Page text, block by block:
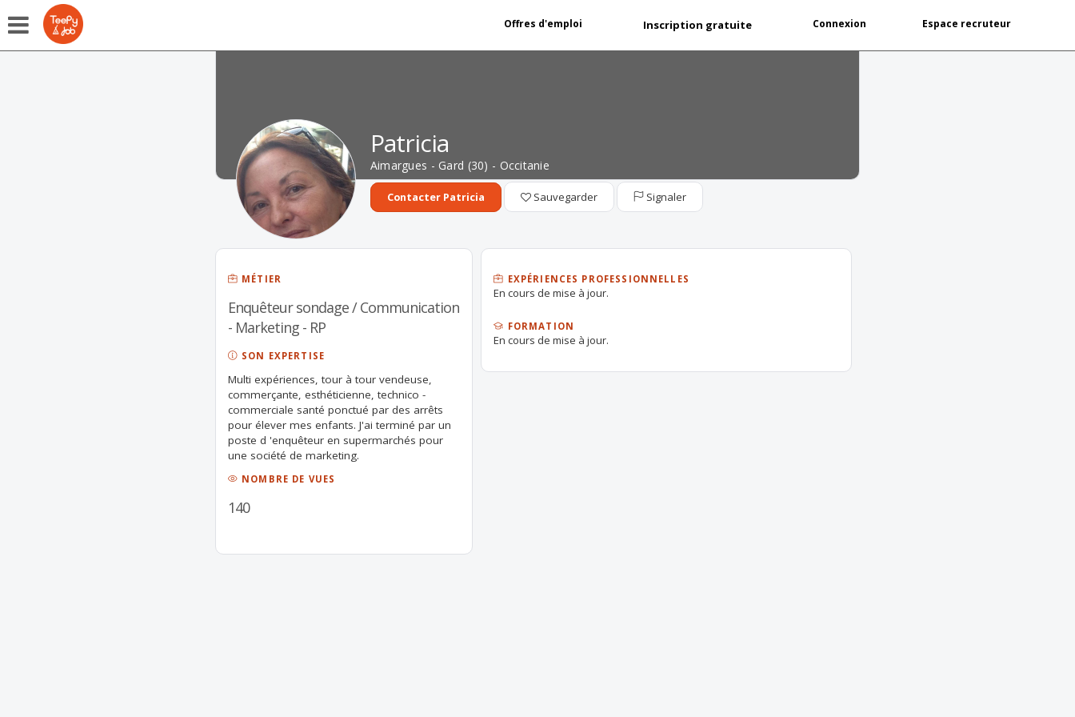
Offres d'emploi Inscription gratuite Connexion Espace recruteur
Patricia
Aimargues - Gard (30) - Occitanie
Contacter Patricia Sauvegarder Signaler
MÉTIER
Enquêteur sondage / Communication
- Marketing - RP
SON EXPERTISE
Multi expériences, tour à tour vendeuse,
commerçante, esthéticienne, technico -
commerciale santé ponctué par des arrêts
pour élever mes enfants. J'ai terminé par un
poste d 'enquêteur en supermarchés pour
une société de marketing.
NOMBRE DE VUES
140
EXPÉRIENCES PROFESSIONNELLES
En cours de mise à jour.
FORMATION
En cours de mise à jour.